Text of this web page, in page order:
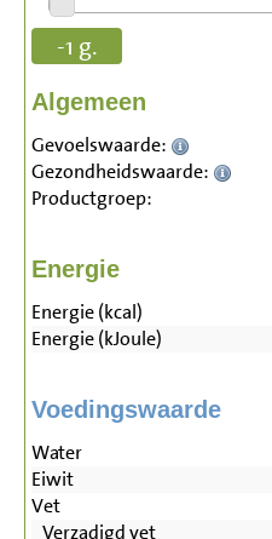
-1 g.
Algemeen
Gevoelswaarde:
Gezondheidswaarde:
Productgroep:
Energie
Energie (kcal)
Energie (kJoule)
Voedingswaarde
Water
Eiwit
Vet
Verzadigd vet